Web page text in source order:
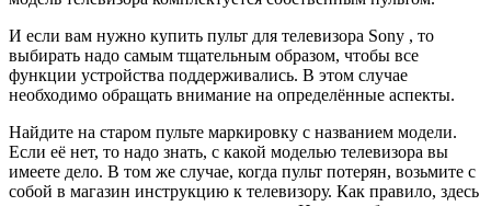
И если вам нужно купить пульт для телевизора Sony , то
выбирать надо самым тщательным образом, чтобы все
функции устройства поддерживались. В этом случае
необходимо обращать внимание на определённые аспекты.
Найдите на старом пульте маркировку с названием модели.
Если её нет, то надо знать, с какой моделью телевизора вы
имеете дело. В том же случае, когда пульт потерян, возьмите с
собой в магазин инструкцию к телевизору. Как правило, здесь